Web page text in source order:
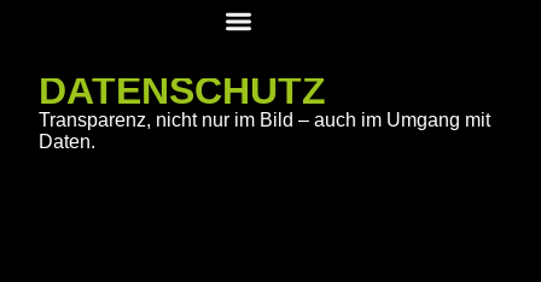
DATENSCHUTZ
Transparenz, nicht nur im Bild – auch im Umgang mit
Daten.